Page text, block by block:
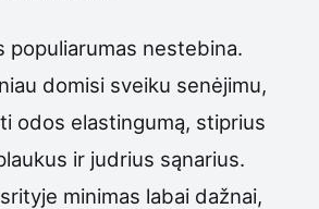
populiarumas nestebina.
domisi sveiku senėjimu,
odos elastingumą, stiprius
ir judrius sąnarius.
minimas labai dažnai,